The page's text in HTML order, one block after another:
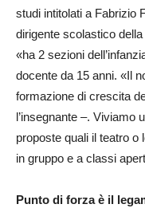
studi intitolati a Fabrizio
dirigente scolastico
«ha 2 sezioni
docente da 15 anni. «Il
formazione di crescita
l’insegnante –. Viviamo
proposte quali il teatro o
in gruppo e a classi
Punto di forza è il